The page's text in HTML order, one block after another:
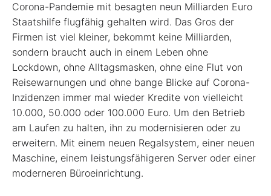
Corona-Pandemie mit besagten neun Milliarden Euro
Staatshilfe flugfähig gehalten wird. Das Gros der
Firmen ist viel kleiner, bekommt keine Milliarden,
sondern braucht auch in einem Leben ohne
Lockdown, ohne Alltagsmasken, ohne eine Flut von
Reisewarnungen und ohne bange Blicke auf Corona-
Inzidenzen immer mal wieder Kredite von vielleicht
10.000, 50.000 oder 100.000 Euro. Um den Betrieb
am Laufen zu halten, ihn zu modernisieren oder zu
erweitern. Mit einem neuen Regalsystem, einer neuen
Maschine, einem leistungsfähigeren Server oder einer
moderneren Büroeinrichtung.